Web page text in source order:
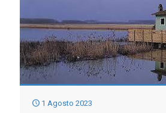
1 Agosto 2023